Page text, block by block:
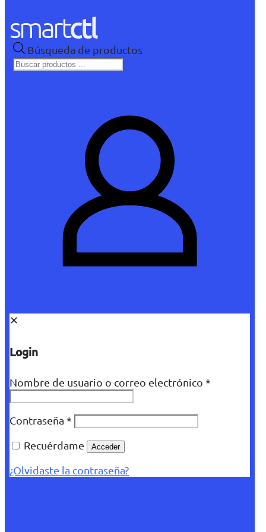
Búsqueda de productos
✕
Login
Nombre de usuario o correo electrónico *
Contraseña *
Recuérdame
Acceder
¿Olvidaste la contraseña?